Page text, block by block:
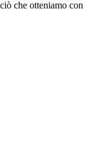
che otteniamo con